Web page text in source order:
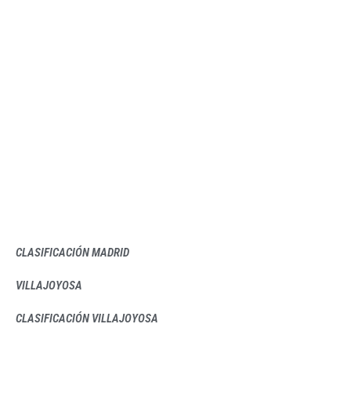
CLASIFICACIÓN MADRID
VILLAJOYOSA
CLASIFICACIÓN VILLAJOYOSA